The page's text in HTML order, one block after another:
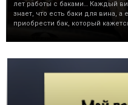
лет работы с баками… Каждый
знает, что есть баки для вина,
приобрести бак, который